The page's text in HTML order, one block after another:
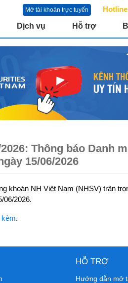
Mở tài khoản trực tuyến
Dịch vụ Hỗ trợ
2026: Thông báo Danh
15/06/2026
khoán NH Việt Nam (NHSV) trân
06/2026.
kèm.
HỖ TRỢ
Hướng dẫn mở